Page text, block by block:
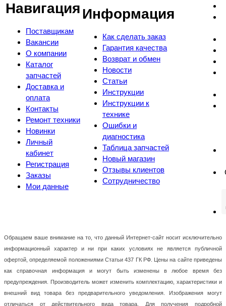
Навигация
Поставщикам
Вакансии
О компании
Каталог
запчастей
Доставка и
оплата
Контакты
Ремонт техники
Новинки
Личный
кабинет
Регистрация
Заказы
Мои данные
Информация
Как сделать заказ
Гарантия качества
Возврат и обмен
Новости
Статьи
Инструкции
Инструкции к
технике
Ошибки и
диагностика
Таблица запчастей
Новый магазин
Отзывы клиентов
Сотрудничество
Обращаем ваше внимание на то, что данный Интернет-сайт носит исключительно
информационный характер и ни при каких условиях не является публичной
офертой, определяемой положениями Статьи 437 ГК РФ. Цены на сайте приведены
как справочная информация и могут быть изменены в любое время без
предупреждения. Производитель может изменить комплектацию, характеристики и
внешний вид товара без предварительного уведомления. Изображения могут
отличаться от действительного вида товара. Для получения подробной